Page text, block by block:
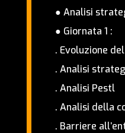
● Analisi
● Giornata 1 :
. Evoluzione
. Analisi
. Analisi Pestl
. Analisi della
. Barriere